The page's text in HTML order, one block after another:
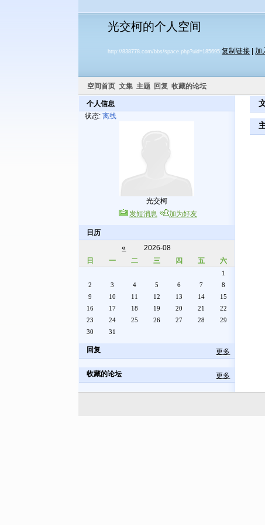
光交柯的个人空间
http://838778.com/bbs/space.php?uid=185695 复制链接 |加
空间首页 文集 主题 回复 收藏的论坛
个人信息
状态:离线
光交柯
发短消息
加为好友
日历
«
2026-08
日
一 二 三 四 五 六
1
2
3 4 5 6 7
8
9
10 11 12 13 14
15
16
17 18 19 20 21
22
23
24 25 26 27 28
29
30
31
回复 更多
收藏的论坛 更多